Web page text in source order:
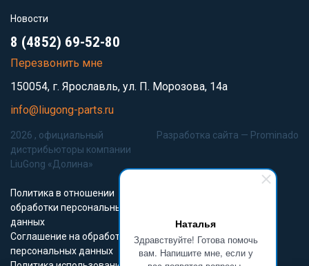
Наталья
Здравствуйте! Готова помочь
вам. Напишите мне, если у
Новости
8 (4852) 69-52-80
Перезвонить мне
150054, г. Ярославль, ул. П. Морозова, 14а
info@liugong-parts.ru
2026 , официальный
дистрибьюторы компании
LiuGong «Долина»
Политика в отношении
обработки персональных
данных
Соглашение на обработку
персональных данных
Разработка сайта — Prominado